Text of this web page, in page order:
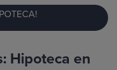
Hipoteca en